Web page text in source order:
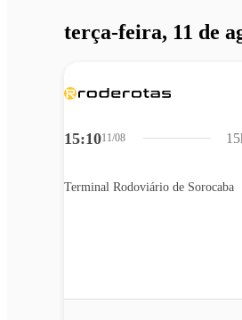
terça-feira, 11 de
15:1011/08
Terminal Rodoviário de Sorocaba